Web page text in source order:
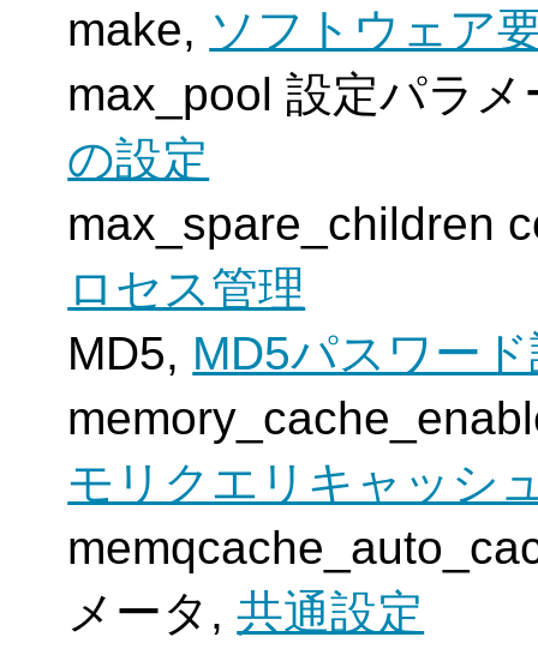
make, ソフトウェア
max_pool 設定パラ
の設定
max_spare_children
ロセス管理
MD5, MD5パスワー
モリクエリキャッシ
メータ,共通設定